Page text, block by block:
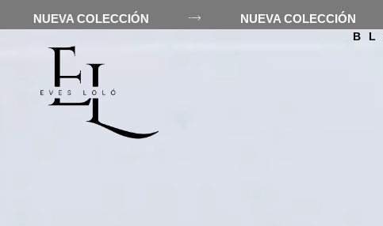
NUEVA
NUEVA COLECCIÓN INICIO